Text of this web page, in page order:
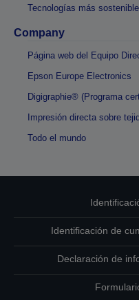
Tecnologías más
Company
Página web del Equipo
Epson Europe Electronics
Digigraphie® (Programa
Impresión directa sobre
Todo el mundo
Identificación de
Declaración de